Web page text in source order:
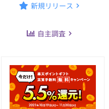
新規リリース
自主調査